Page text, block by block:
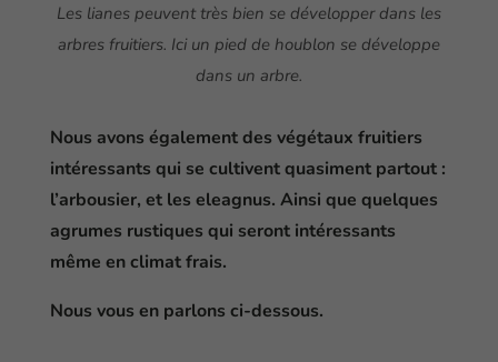
Les lianes peuvent très bien se développer dans les
arbres fruitiers. Ici un pied de houblon se développe
dans un arbre.
Nous avons également des végétaux fruitiers
intéressants qui se cultivent quasiment partout :
l’arbousier, et les eleagnus. Ainsi que quelques
agrumes rustiques qui seront intéressants
même en climat frais.
Nous vous en parlons ci-dessous.